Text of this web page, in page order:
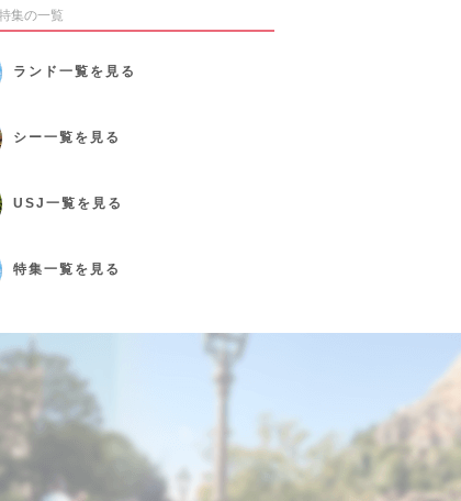
集の一覧
ランド 一覧を見る
シー一覧を見る
USJ 一覧を見る
特集一覧を見る